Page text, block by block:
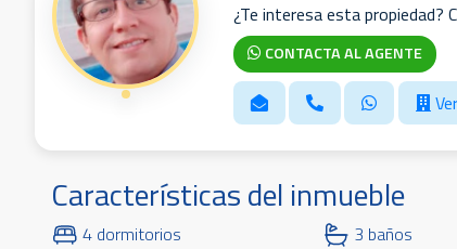
¿Te interesa esta propiedad?
CONTACTA AL AGENTE
Características del inmueble
4 dormitorios 3 baños